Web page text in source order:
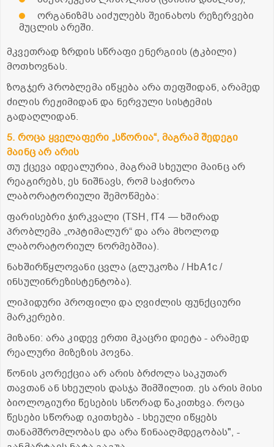
ორგანიზმს აიძულებს შეინახოს რეზერვები
მუცლის არეში.
მკვეთრად ზრდის სწრაფი ენერგიის (ტკბილი)
მოთხოვნას.
ზოგჯერ პრობლემა იწყება არა თეფშიდან, არამედ
ძილის რეჟიმიდან და ნერვული სისტემის
გადაღლიდან.
5. როცა ყველაფერი „სწორია“, მაგრამ შედეგი
მაინც არ არის
თუ ქცევა იდეალურია, მაგრამ სხეული მაინც არ
რეაგირებს, ეს ნიშნავს, რომ საჭიროა
ლაბორატორიული შემოწმება:
ფარისებრი ჯირკვალი (TSH, fT4 — ხშირად
პრობლემა „ოპტიმალურ“ და არა მხოლოდ
ლაბორატორიულ ნორმებშია).
ნახშირწყლოვანი ცვლა (გლუკოზა / HbA1c /
ინსულინრეზისტენტობა).
ლიპიდური პროფილი და ღვიძლის ფუნქციური
მარკერები.
მიზანი: არა კიდევ ერთი მკაცრი დიეტა - არამედ
რეალური მიზეზის პოვნა.
წონის კორექცია არ არის ბრძოლა საკუთარ
თავთან ან სხეულის დასჯა შიმშილით. ეს არის მისი
ბიოლოგიური წესების სწორად წაკითხვა. როცა
წესები სწორად იკითხება - სხეული იწყებს
თანამშრომლობას და არა წინააღმდეგობას", -